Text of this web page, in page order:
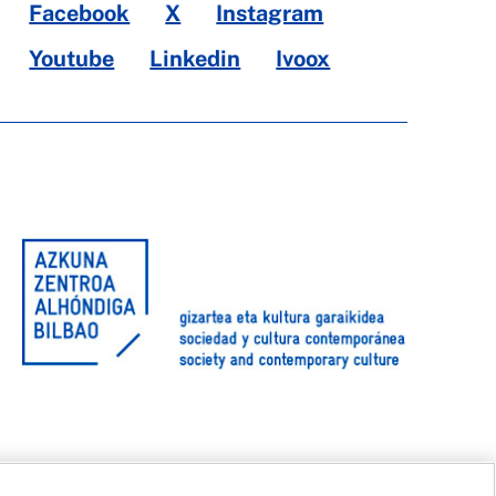
Facebook X
Instagram
Youtube
Linkedin Ivoox